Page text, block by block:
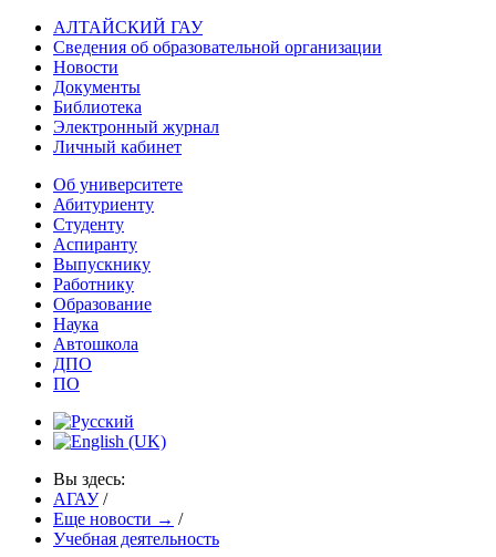
АЛТАЙСКИЙ ГАУ
Сведения об образовательной организации
Новости
Документы
Библиотека
Электронный журнал
Личный кабинет
Об университете
Абитуриенту
Студенту
Аспиранту
Выпускнику
Работнику
Образование
Наука
Автошкола
ДПО
ПО
Вы здесь:
АГАУ /
Еще новости → /
Учебная деятельность